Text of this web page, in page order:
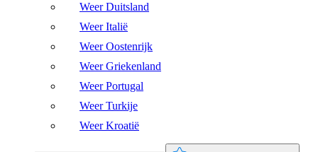
Weer Duitsland
Weer Italië
Weer Oostenrijk
Weer Griekenland
Weer Portugal
Weer Turkije
Weer Kroatië